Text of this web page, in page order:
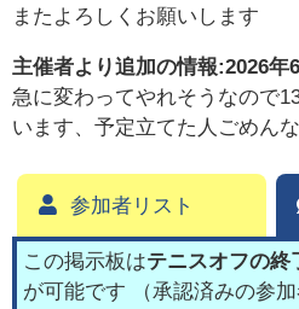
またよろしくお願いします
主催者より追加の情報:2026年
急に変わってやれそうなので
います、予定立てた人ごめん
参加者リスト
この掲示板はテニスオフの終
が可能です （承認済みの参